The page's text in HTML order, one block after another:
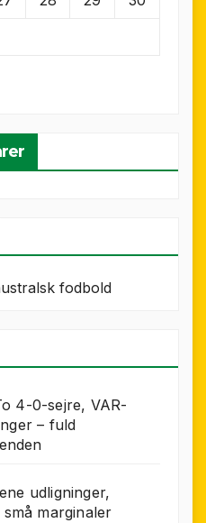
fodbold
4-0-sejre, VAR-
– fuld
udligninger,
marginaler